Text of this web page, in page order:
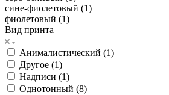
сине-фиолетовый (1)
фиолетовый (1)
Вид принта
Анималистический (1)
Другое (1)
Надписи (1)
Однотонный (8)